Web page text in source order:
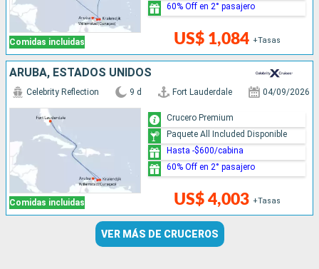
Comidas incluidas US$ 1,084 +Tasas
60% Off en 2° pasajero
ARUBA, ESTADOS UNIDOS
Comidas incluidas
Celebrity Reflection 9 d Fort Lauderdale 04/09/2026
US$ 4,003 +Tasas
Crucero Premium
Paquete All Included Disponible
Hasta -$600/cabina
60% Off en 2° pasajero
VER MÁS DE CRUCEROS